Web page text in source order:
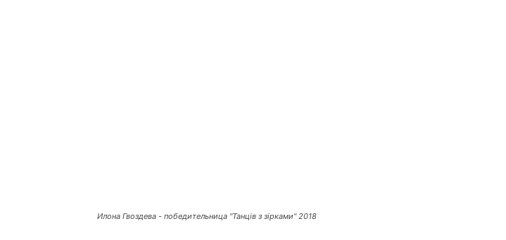
Илона Гвоздева - победительница "Танців з зірками" 2018